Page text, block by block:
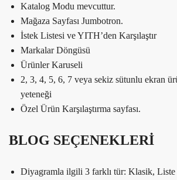
Katalog Modu mevcuttur.
Mağaza Sayfası Jumbotron.
İstek Listesi ve YITH’den Karşılaştır
Markalar Döngüsü
Ürünler Karuseli
2, 3, 4, 5, 6, 7 veya sekiz sütunlu ekran
yeteneği
Özel Ürün Karşılaştırma sayfası.
BLOG SEÇENEKLERİ
Diyagramla ilgili 3 farklı tür: Klasik, Liste